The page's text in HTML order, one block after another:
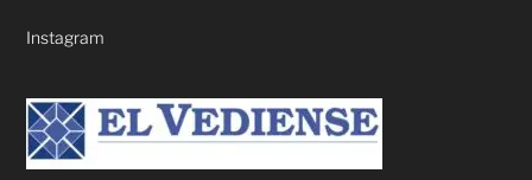
Instagram